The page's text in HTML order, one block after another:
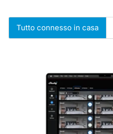
Tutto connesso in casa